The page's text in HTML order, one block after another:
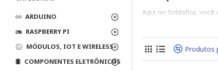
ARDUINO
RASPBERRY PI
MÓDULOS, IOT E WIRELESS
COMPONENTES ELETRÔNICOS
Aqui no Soldafria,
Tipos de Produtos